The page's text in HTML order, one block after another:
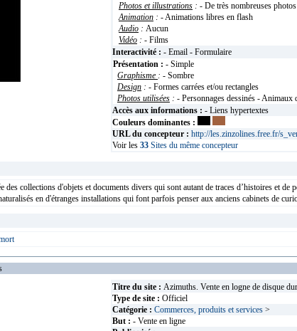
Photos et illustrations : - De très nombreuses photos
Animation : - Animations libres en flash
Audio : Aucun
Vidéo : - Films
Interactivité : - Email - Formulaire
Présentation : - Simple
Graphisme : - Sombre
Design : - Formes carrées et/ou rectangles
Photos utilisées : - Personnages dessinés - Animaux
Accès aux informations : - Liens hypertextes
Couleurs dominantes :
URL du concepteur : http://les.zinzolines.free.fr/
Voir les 33 Sites du même concepteur
des collections d'objets et documents divers qui sont autant de traces d’histoires et
en d'étranges installations qui font parfois penser aux anciens cabinets de
Titre du site : Azimuths. Vente en logne de disque
Type de site : Officiel
Catégorie : Commerces, produits et services >
But : - Vente en ligne